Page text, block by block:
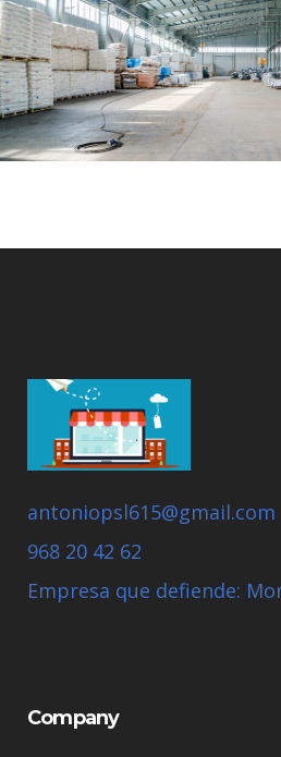
antoniopsl615@gmail.com
968 20 42 62
Empresa que defiende:
Company